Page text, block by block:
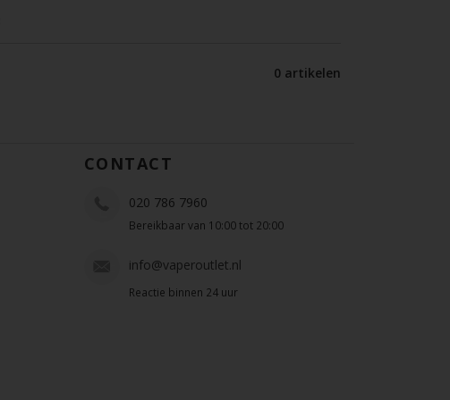
0 artikelen
CONTACT
020 786 7960
Bereikbaar van 10:00 tot 20:00
info@vaperoutlet.nl
Reactie binnen 24 uur